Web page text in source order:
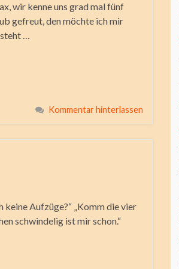
wir kenne uns grad mal fünf
gefreut, den möchte ich mir
…
Kommentar hinterlassen
keine Aufzüge?“ „Komm die vier
schwindelig ist mir schon.“